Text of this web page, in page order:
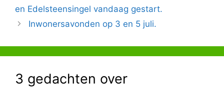
en Edelsteensingel vandaag gestart.
Inwonersavonden op 3 en 5 juli.
3 gedachten over